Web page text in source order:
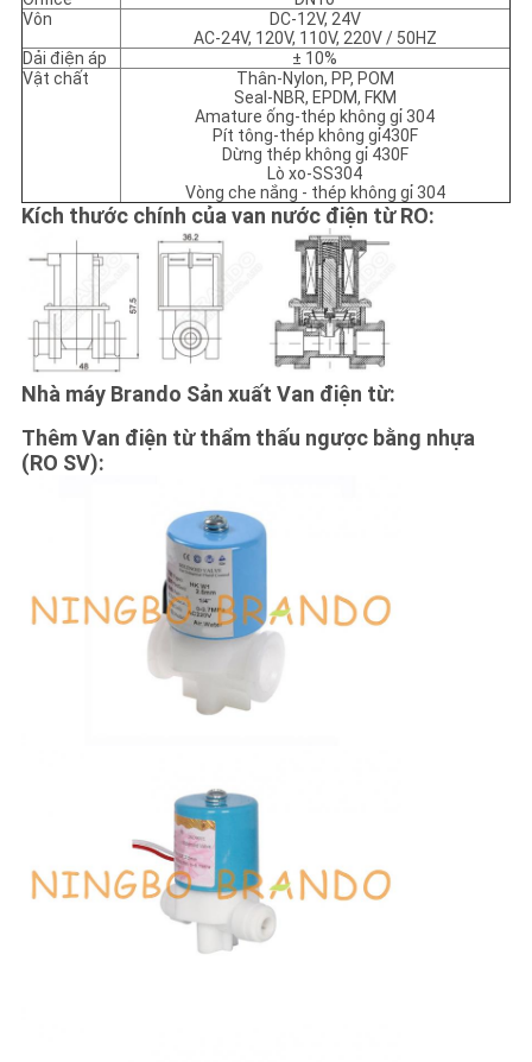
Vôn
DC-12V, 24V
AC-24V, 120V, 110V, 220V / 50HZ
Dải điện áp
± 10%
Vật chất
Thân-Nylon, PP, POM
Seal-NBR, EPDM, FKM
Amature ống-thép không gỉ 304
Pít tông-thép không gỉ430F
Dừng thép không gỉ 430F
Lò xo-SS304
Vòng che nắng - thép không gỉ 304
Kích thước chính của van nước điện từ RO:
Nhà máy Brando Sản xuất Van điện từ:
Thêm Van điện từ thẩm thấu ngược bằng nhựa
(RO SV):